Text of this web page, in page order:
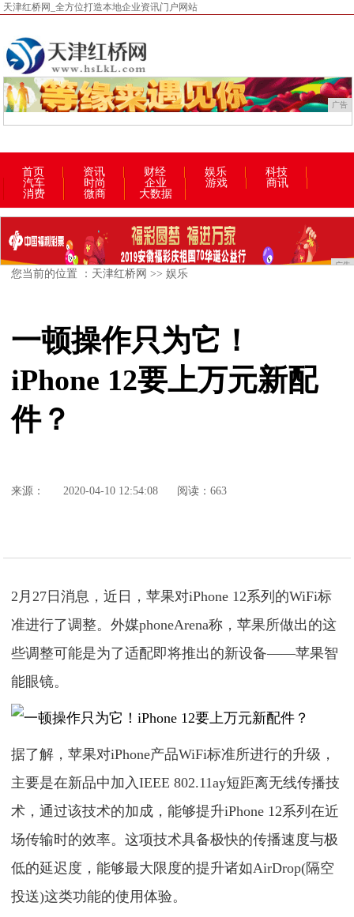
天津红桥网_全方位打造本地企业资讯门户网站
广告
首页 资讯 财经 娱乐
科技
汽车
时尚 企业 游戏
商讯
消费
微商 大数据
广告
您当前的位置 ： 天津红桥网 >>娱乐
一顿操作只为它！
iPhone 12要上万元新配
件？
来源： 2020-04-10 12:54:08 阅读：663
2月27日消息，近日，苹果对iPhone 12系列的WiFi标
准进行了调整。外媒phoneArena称，苹果所做出的这
些调整可能是为了适配即将推出的新设备——苹果智
能眼镜。
据了解，苹果对iPhone产品WiFi标准所进行的升级，
主要是在新品中加入IEEE 802.11ay短距离无线传播技
术，通过该技术的加成，能够提升iPhone 12系列在近
场传输时的效率。这项技术具备极快的传播速度与极
低的延迟度，能够最大限度的提升诸如AirDrop(隔空
投送)这类功能的使用体验。